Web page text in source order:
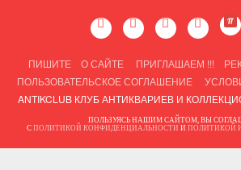
ПИШИТЕ О САЙТЕ ПРИГЛАШАЕМ !!!
ПОЛЬЗОВАТЕЛЬСКОЕ СОГЛАШЕНИЕ
ANTIKCLUB КЛУБ АНТИКВАРИЕВ И
ПОЛЬЗУЯСЬ НАШИМ САЙТОМ, ВЫ
С ПОЛИТИКОЙ КОНФИДЕНЦИАЛЬНОСТИ И ПОЛИТИКОЙ